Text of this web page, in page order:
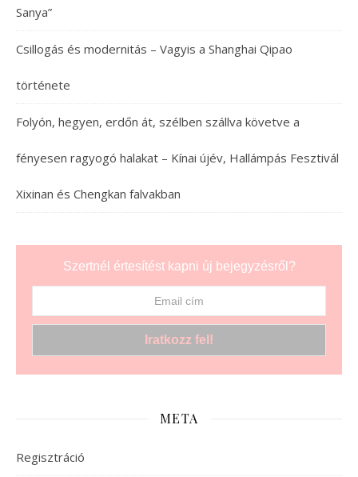
Sanya”
Csillogás és modernitás – Vagyis a Shanghai Qipao
története
Folyón, hegyen, erdőn át, szélben szállva követve a
fényesen ragyogó halakat – Kínai újév, Hallámpás Fesztivál
Xixinan és Chengkan falvakban
Szertnél értesítést kapni új bejegyzésről?
META
Regisztráció